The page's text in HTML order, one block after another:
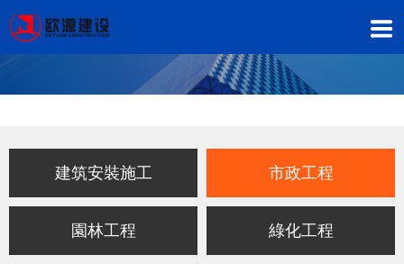
建筑安裝施工 市政工程
園林工程 綠化工程